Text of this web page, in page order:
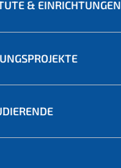
& EINRICHTUNGEN